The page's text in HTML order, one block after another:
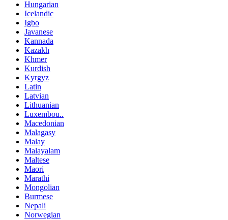
Hungarian
Icelandic
Igbo
Javanese
Kannada
Kazakh
Khmer
Kurdish
Kyrgyz
Latin
Latvian
Lithuanian
Luxembou..
Macedonian
Malagasy
Malay
Malayalam
Maltese
Maori
Marathi
Mongolian
Burmese
Nepali
Norwegian